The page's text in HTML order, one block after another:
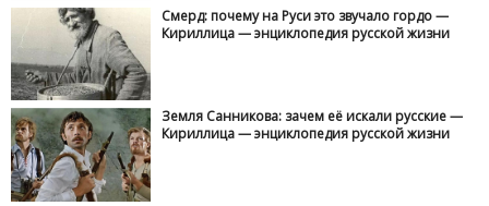
Смерд: почему на Руси это звучало гордо —
Кириллица — энциклопедия русской жизни
Земля Санникова: зачем её искали русские —
Кириллица — энциклопедия русской жизни